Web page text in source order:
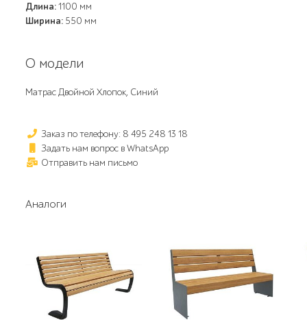
Длина:1100 мм
Ширина: 550 мм
О модели
Матрас Двойной Хлопок, Синий
Заказ по телефону: 8 495 248 13 18
Задать нам вопрос в WhatsApp
Отправить нам письмо
Аналоги